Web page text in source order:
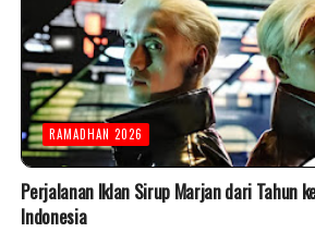
RAMADHAN 2026
Perjalanan Iklan Sirup Marjan dari Tahun
Indonesia